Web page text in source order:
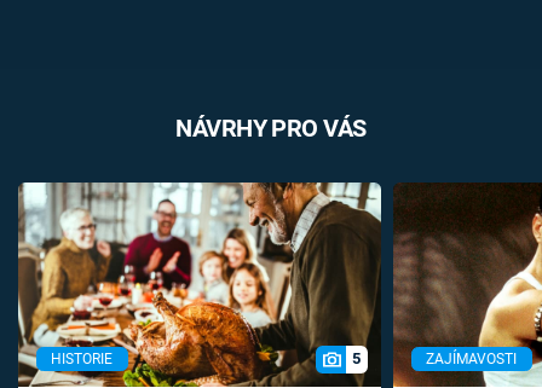
NÁVRHY PRO VÁS
HISTORIE 5 ZAJÍMAVOSTI